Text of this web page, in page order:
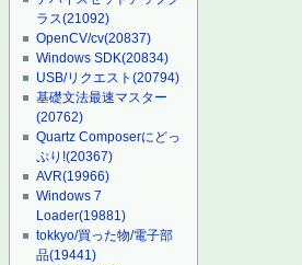
ラス(21092)
OpenCV/cv(20837)
Windows SDK(20834)
USB/リクエスト(20794)
基礎文法最速マスター
(20762)
Quartz Composerにどっ
ぷり!(20367)
AVR(19966)
Windows 7
Loader(19881)
tokkyo/買った物/電子部
品(19441)